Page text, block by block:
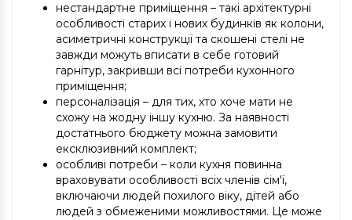
нестандартне приміщення – такі архітектурні
особливості старих і нових будинків як колони,
асиметричні конструкції та скошені стелі не
завжди можуть вписати в себе готовий
гарнітур, закривши всі потреби кухонного
приміщення;
персоналізація – для тих, хто хоче мати не
схожу на жодну іншу кухню. За наявності
достатнього бюджету можна замовити
ексклюзивний комплект;
особливі потреби – коли кухня повинна
враховувати особливості всіх членів сім'ї,
включаючи людей похилого віку, дітей або
людей з обмеженими можливостями. Це може